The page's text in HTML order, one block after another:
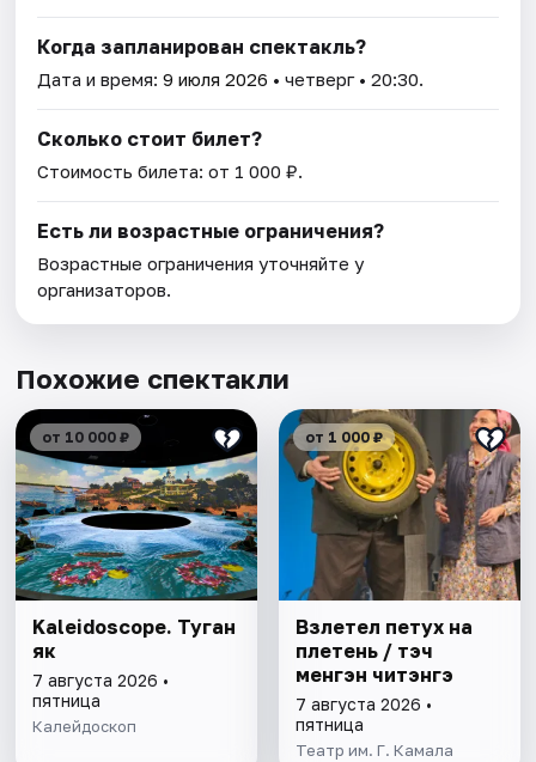
Когда запланирован спектакль?
Дата и время:9 июля 2026 • четверг • 20:30.
Сколько стоит билет?
Стоимость билета: от 1 000 ₽.
Есть ли возрастные ограничения?
Возрастные ограничения уточняйте у
организаторов.
Похожие спектакли
от 10 000 ₽
Kaleidoscope. Туган
як
7 августа 2026 •
пятница
Калейдоскоп
от 1 000 ₽
Взлетел петух на
плетень / Әтэч
менгэн читэнгэ
7 августа 2026 •
пятница
Театр им. Г. Камала